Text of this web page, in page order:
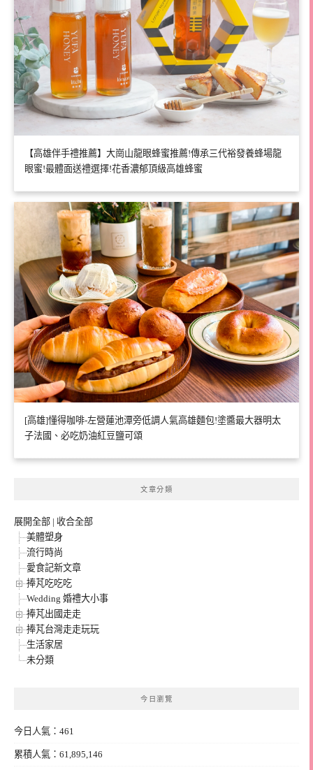
【高雄伴手禮推薦】大崗山龍眼蜂蜜推薦!傳承三代裕發養蜂場龍
眼蜜!最體面送禮選擇!花香濃郁頂級高雄蜂蜜
[高雄]懂得咖啡-左營蓮池潭旁低調人氣高雄麵包!塗醬最大器明太
子法國、必吃奶油紅豆鹽可頌
文章分類
展開全部 | 收合全部
美體塑身
流行時尚
愛食記新文章
捧芃吃吃吃
Wedding 婚禮大小事
捧芃出國走走
捧芃台灣走走玩玩
生活家居
未分類
今日瀏覽
今日人氣：461
累積人氣：61,895,146